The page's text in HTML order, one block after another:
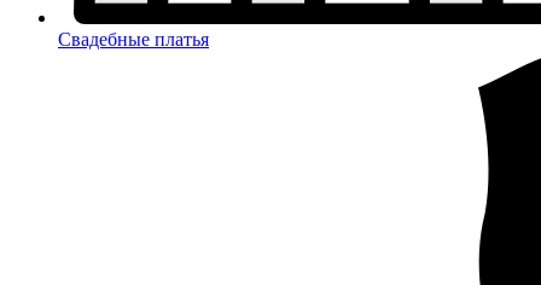
Свадебные платья